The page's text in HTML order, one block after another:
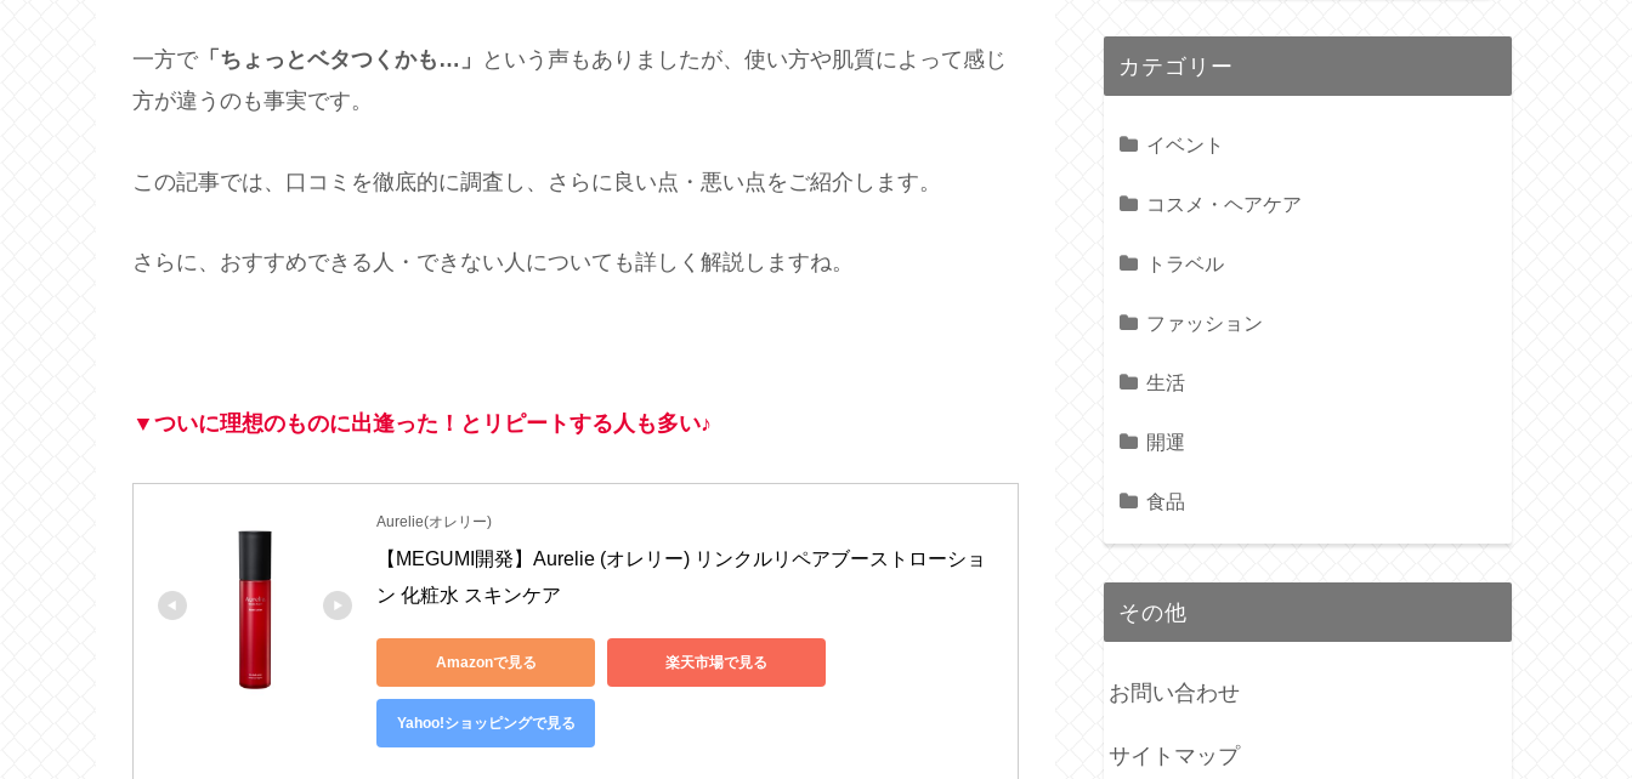
一方で 「ちょっとベタつくかも…」
という声もありましたが、使い方や肌質によって感じ
方が違うのも事実です。
この記事では、口コミを徹底的に調査し、さらに良い点・悪い点をご紹介します。
さらに、おすすめできる人・できない人についても詳しく解説しますね。
▼ついに理想のものに出逢った！とリピートする人も多い♪
Aurelie(オレリー)
【MEGUMI開発】Aurelie (オレリー) リンクルリペアブーストローショ
ン 化粧水 スキンケア
Amazonで見る 楽天市場で見る
Yahoo!ショッピングで見る
カテゴリー
イベント
コスメ・ヘアケア
トラベル
ファッション
生活
開運
食品
その他
お問い合わせ
サイトマップ